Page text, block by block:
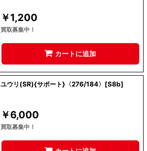
￥1,200
買取募集中！
カートに追加
ユウリ(SR){サポート}〈276/184〉[S8b]
￥6,000
買取募集中！